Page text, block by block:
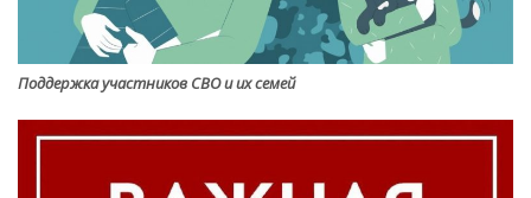
Поддержка участников СВО и их семей